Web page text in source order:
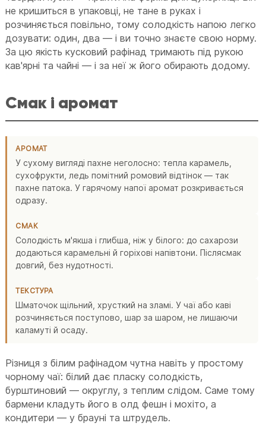
не кришиться в упаковці, не тане в руках і
розчиняється повільно, тому солодкість напою легко
дозувати: один, два — і ви точно знаєте свою норму.
За цю якість кусковий рафінад тримають під рукою
кав'ярні та чайні — і за неї ж його обирають додому.
Смак і аромат
АРОМАТ
У сухому вигляді пахне неголосно: тепла карамель,
сухофрукти, ледь помітний ромовий відтінок — так
пахне патока. У гарячому напої аромат розкривається
одразу.
СМАК
Солодкість м'якша і глибша, ніж у білого: до сахарози
додаються карамельні й горіхові напівтони. Післясмак
довгий, без нудотності.
ТЕКСТУРА
Шматочок щільний, хрусткий на зламі. У чаї або каві
розчиняється поступово, шар за шаром, не лишаючи
каламуті й осаду.
Різниця з білим рафінадом чутна навіть у простому
чорному чаї: білий дає пласку солодкість,
бурштиновий — округлу, з теплим слідом. Саме тому
бармени кладуть його в олд фешн і мохіто, а
кондитери — у брауні та штрудель.